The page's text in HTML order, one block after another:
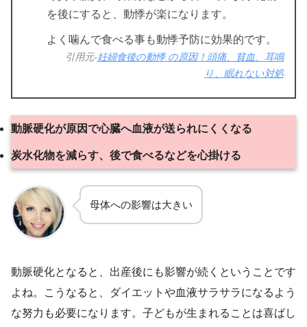
を後にすると、動悸が楽になります。
よく噛んで食べる事も動悸予防に効果的です。
引用元-妊婦食後の動悸 の原因！頭痛、貧血、耳鳴
り、眠れない対処
動脈硬化が原因で心臓へ血液が送られにくくなる
炭水化物を減らす、後で食べるなどを心掛ける
母体への影響は大きい
動脈硬化となると、出産後にも影響が続くということです
よね。こうなると、ダイエットや血液サラサラになるよう
な努力も必要になります。子どもが生まれることは喜ばし